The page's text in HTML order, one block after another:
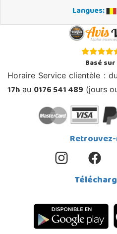
Langues:
Basé sur
Horaire Service clientèle : du
17h au 0176 541 489 (jours